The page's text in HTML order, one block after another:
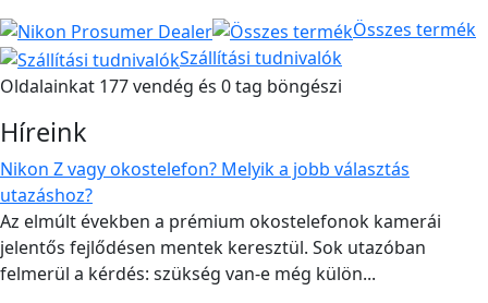
Összes termék
Szállítási tudnivalók
Oldalainkat 177 vendég és 0 tag böngészi
Híreink
Nikon Z vagy okostelefon? Melyik a jobb választás
utazáshoz?
Az elmúlt években a prémium okostelefonok kamerái
jelentős fejlődésen mentek keresztül. Sok utazóban
felmerül a kérdés: szükség van-e még külön...